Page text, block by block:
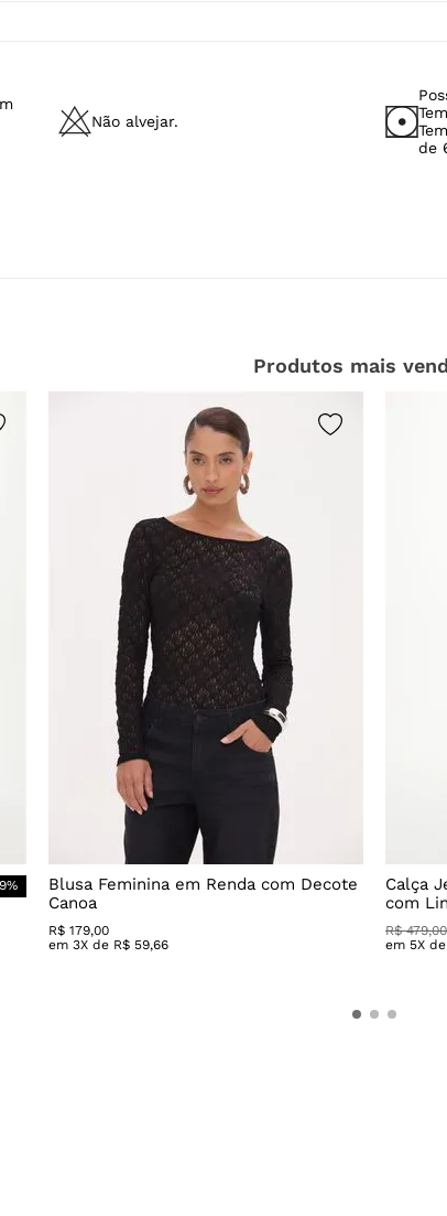
Não alvejar.
de
Produtos mais
%
Blusa Feminina em Renda com Decote
Canoa
R$ 179,00
em3X de R$ 59,66
Calça
com
R$ 479,00
em 5X de